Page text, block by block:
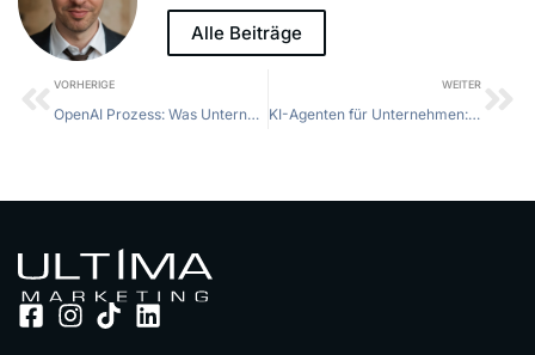
Alle Beiträge
VORHERIGE
OpenAI Prozess: Was Unternehmen jetzt wissen müssen
WEITER
KI-Agenten für Unternehmen: Effizienter arbeiten mit intelligenter Automatisierung